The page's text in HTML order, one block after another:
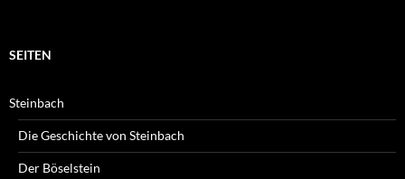
SEITEN
Steinbach
Die Geschichte von Steinbach
Der Böselstein